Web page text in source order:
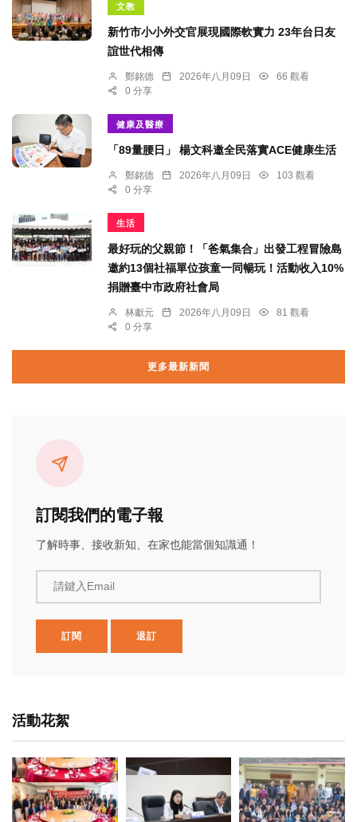
文教
新竹市小小外交官展現國際軟實力 23年台日友
誼世代相傳
鄭銘德 2026年八月09日
66 觀看
0 分享
健康及醫療
「89量腰日」 楊文科邀全民落實ACE健康生活
鄭銘德 2026年八月09日
103 觀看
0 分享
生活
最好玩的父親節！「爸氣集合」出發工程冒險島
邀約13個社福單位孩童一同暢玩！活動收入10%
捐贈臺中市政府社會局
林獻元 2026年八月09日
81 觀看
0 分享
更多最新新聞
訂閱我們的電子報
了解時事、接收新知、在家也能當個知識通！
請鍵入Email
訂閱 退訂
活動花絮